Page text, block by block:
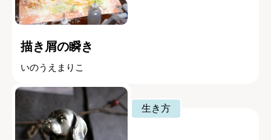
描き屑の瞬き
いのうえまりこ
生き方